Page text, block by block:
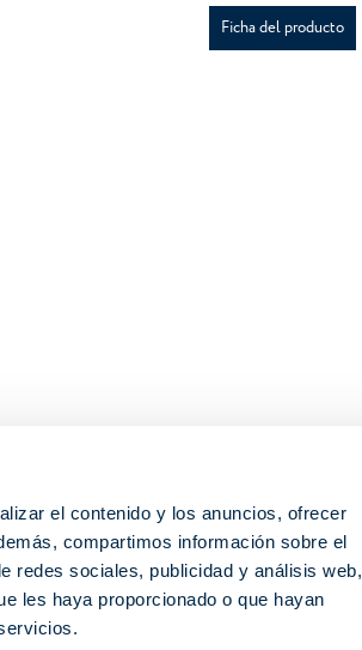
el contenido y los anuncios, ofrecer
compartimos información sobre el
redes sociales, publicidad y análisis web,
les haya proporcionado o que hayan
Ficha del producto